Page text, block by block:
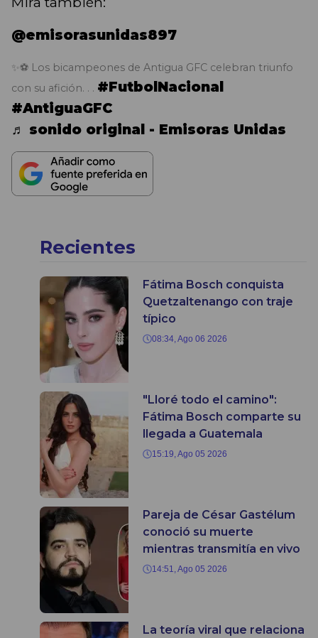
@emisorasunidas897
✨⚽ Los bicampeones de Antigua GFC celebran triunfo
con su afición. . . #FutbolNacional
#AntiguaGFC
♬ sonido original - Emisoras Unidas
Recientes
Fátima Bosch conquista
Quetzaltenango con traje
típico
08:34, Ago 06 2026
"Lloré todo el camino":
Fátima Bosch comparte su
llegada a Guatemala
15:19, Ago 05 2026
Pareja de César Gastélum
conoció su muerte
mientras transmitía en vivo
14:51, Ago 05 2026
La teoría viral que relaciona